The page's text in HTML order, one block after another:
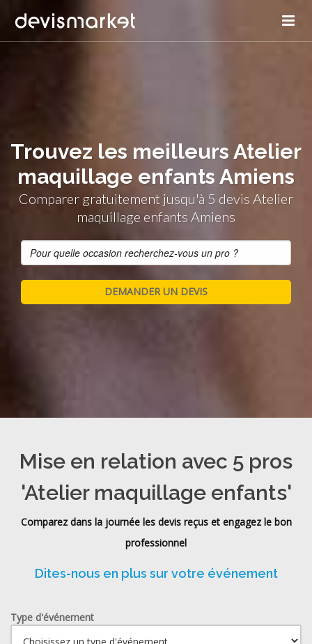
Trouvez les meilleurs Atelier
maquillage enfants Amiens
Comparer gratuitement jusqu'à 5 devis Atelier
maquillage enfants Amiens
Mise en relation avec 5 pros
'Atelier maquillage enfants'
Comparez dans la journée les devis reçus et engagez le bon
professionnel
Dites-nous en plus sur votre événement
Type d'événement